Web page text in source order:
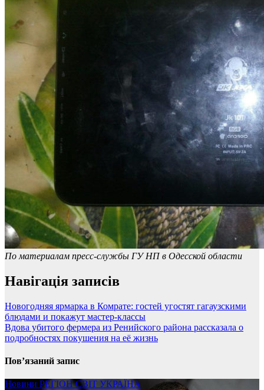
По материалам пресс-службы ГУ НП в Одесской области
Навігація записів
Новогодняя ярмарка в Комрате: гостей угостят гагаузскими
блюдами и покажут мастер-классы
Вдова убитого фермера из Ренийского района рассказала о
подробностях покушения на её жизнь
Пов’язаний запис
Новини РЕГІОНСВІТ УКРАЇНА